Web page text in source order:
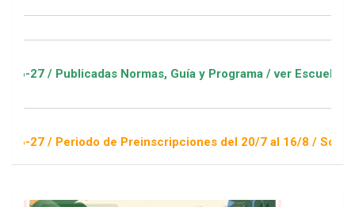
Normas, Guía y Programa / ver Escuelas Deportivas
de Preinscripciones del 20/7 al 16/8 / Sorteo 1 de